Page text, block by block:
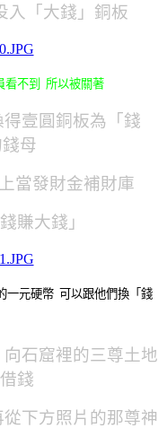
入「大錢」銅板
看不到 所以被關著
壹圓銅板為「錢
母
當發財金補財庫
賺大錢」
一元硬幣 可以跟他們換「錢
石窟裡的三尊土地
錢
下方照片的那尊神